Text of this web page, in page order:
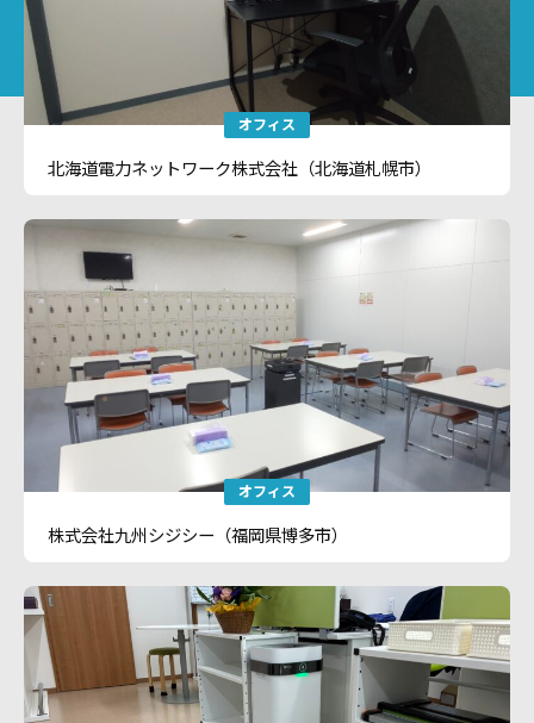
オフィス
北海道電力ネットワーク株式会社（北海道札幌市）
オフィス
株式会社九州シジシー（福岡県博多市）